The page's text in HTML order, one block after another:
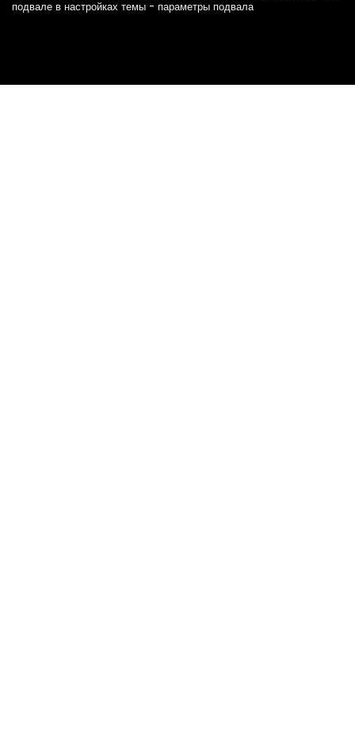
подвале в настройках темы - параметры подвала